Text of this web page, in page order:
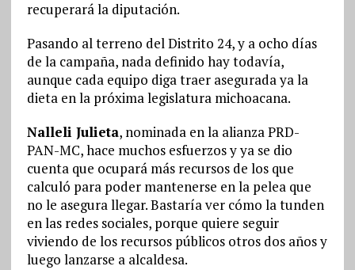
recuperará la diputación.
Pasando al terreno del Distrito 24, y a ocho días
de la campaña, nada definido hay todavía,
aunque cada equipo diga traer asegurada ya la
dieta en la próxima legislatura michoacana.
Nalleli Julieta, nominada en la alianza PRD-
PAN-MC, hace muchos esfuerzos y ya se dio
cuenta que ocupará más recursos de los que
calculó para poder mantenerse en la pelea que
no le asegura llegar. Bastaría ver cómo la tunden
en las redes sociales, porque quiere seguir
viviendo de los recursos públicos otros dos años y
luego lanzarse a alcaldesa.